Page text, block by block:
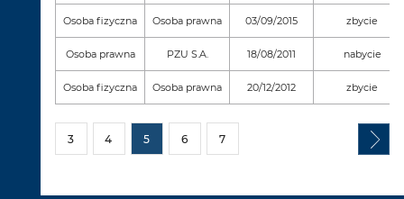
Osoba fizyczna Osoba prawna 03/09/2015 zbycie
Osoba prawna PZU S.A. 18/08/2011 nabycie
Osoba fizyczna Osoba prawna 20/12/2012 zbycie
3 4 5 6 7